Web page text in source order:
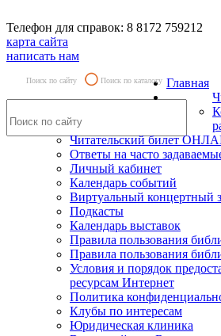
Телефон для справок: 8 8172 759212
карта сайта
написать нам
Поиск по сайту Поиск по каталогу Главная
Читательский билет
Ответы на часто
Личный кабинет
Календарь событий
Виртуальный концертный
Подкасты
Календарь выставок
Правила пользования
Правила пользования
Условия и порядок
ресурсам Интернет
Политика
Клубы по интересам
Юридическая клиника